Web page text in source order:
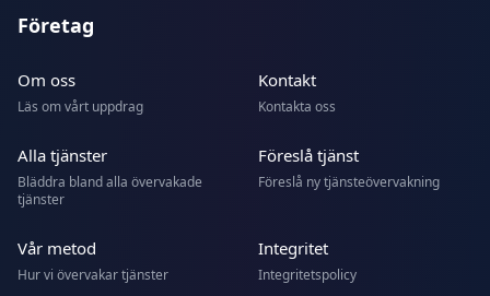
Företag
Om oss
Läs om vårt uppdrag
Kontakt
Kontakta oss
Alla tjänster
Bläddra bland alla övervakade
tjänster
Föreslå tjänst
Föreslå ny tjänsteövervakning
Vår metod
Hur vi övervakar tjänster
Integritet
Integritetspolicy